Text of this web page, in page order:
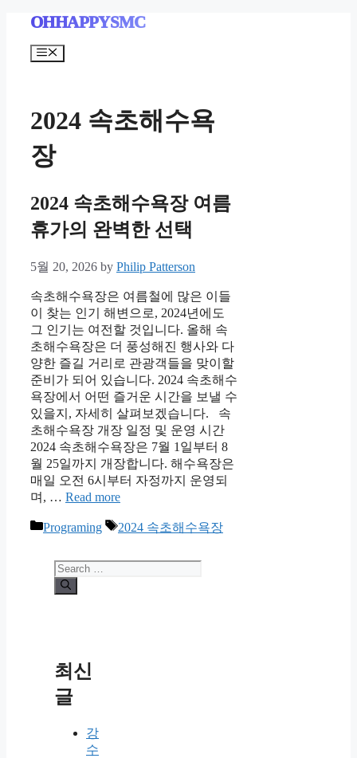
content
OHHAPPYSMC
Menu
2024 속초해수욕
장
2024 속초해수욕장 여름
휴가의 완벽한 선택
5월 20, 2026 by Philip Patterson
속초해수욕장은 여름철에 많은 이들
이 찾는 인기 해변으로, 2024년에도
그 인기는 여전할 것입니다. 올해 속
초해수욕장은 더 풍성해진 행사와 다
양한 즐길 거리로 관광객들을 맞이할
준비가 되어 있습니다. 2024 속초해수
욕장에서 어떤 즐거운 시간을 보낼 수
있을지, 자세히 살펴보겠습니다. 속
초해수욕장 개장 일정 및 운영 시간
2024 속초해수욕장은 7월 1일부터 8
월 25일까지 개장합니다. 해수욕장은
매일 오전 6시부터 자정까지 운영되
며, … Read more
Categories
Programing Tags
2024 속초해수욕장
Search
for:
최신
글
강
수